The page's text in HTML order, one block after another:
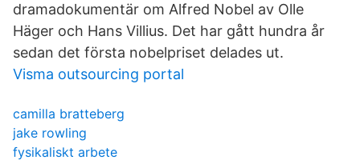
dramadokumentär om Alfred Nobel av Olle
Häger och Hans Villius. Det har gått hundra år
sedan det första nobelpriset delades ut.
Visma outsourcing portal
camilla bratteberg
jake rowling
fysikaliskt arbete